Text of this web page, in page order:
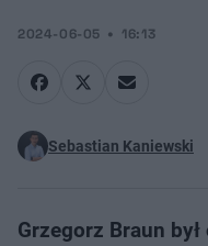
2024-06-05 16:13
Sebastian Kaniewski
Grzegorz Braun